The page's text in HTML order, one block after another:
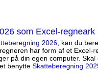
som Excel-regneark
2026, kan du
har form af et Excel-
på din egen computer.
benytte Skatteberegning